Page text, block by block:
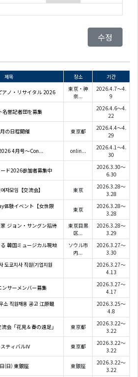
수정
제목 장소 기간
アノ・リサイタル 2026
東京・神
奈...
2026.4.7～4.
9
名誉記者団を募集
2026.4.6～4.
22
の日程開催 東京都
2026.4.4～4.
29
4月号～Con... onlin...
2026.4.1～4.
30
ド2026参加者募集中
2026.3.30～
6.30
자모임【交流会】 東京
2026.3.28～
3.28
体験イベント【女性限
東京
2026.3.28～
3.28
ジョン・サングン招待
東京目黒
区...
2026.3.28～
3.29
韓国ミュージカル現地
ソウル市
内...
2026.3.27～
3.30
도쿄지사 직원(기업지원
2026.3.27～
4.13
サーメンバー募集
2026.3.27～
4.17
소 직원채용 공고 江原観
2026.3.25～
4.8
会「花見＆春の遠足」 東京都
2026.3.22～
3.22
スティバルⅣ 東京都
2026.3.22～
3.22
(日) 東銀座 東銀座
2026.3.22～
3.22